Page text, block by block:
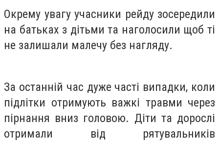
Окрему увагу учасники рейду зосередили
на батьках з дітьми та наголосили щоб ті
не залишали малечу без нагляду.
За останній час дуже часті випадки, коли
підлітки отримують важкі травми через
пірнання вниз головою. Діти та дорослі
отримали від рятувальників